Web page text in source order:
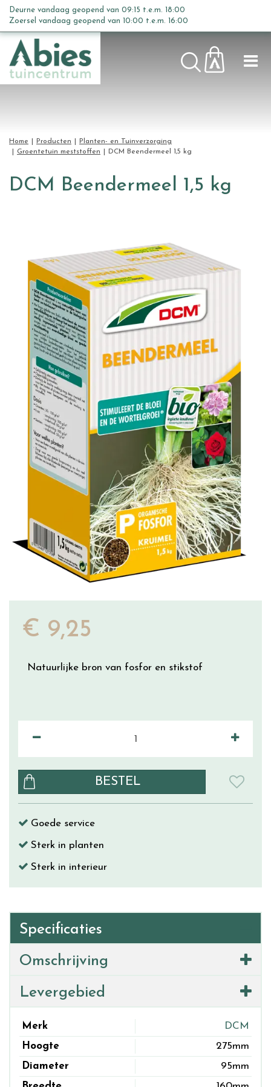
n
Home Producten
Planten- en Tuinverzorging
Groentetuin meststoffen
DCM Beendermeel 1,5 kg
Deurne vandaag geopend van 09:15 t.e.m. 18:00
Zoersel vandaag geopend van 10:00 t.e.m. 16:00
DCM Beendermeel 1,5 kg
€ 9,25
Natuurlijke bron van fosfor en stikstof
Goede service
Sterk in planten
Sterk in interieur
Specificaties
Omschrijving
Levergebied
Merk
DCM
Hoogte
275mm
Diameter
95mm